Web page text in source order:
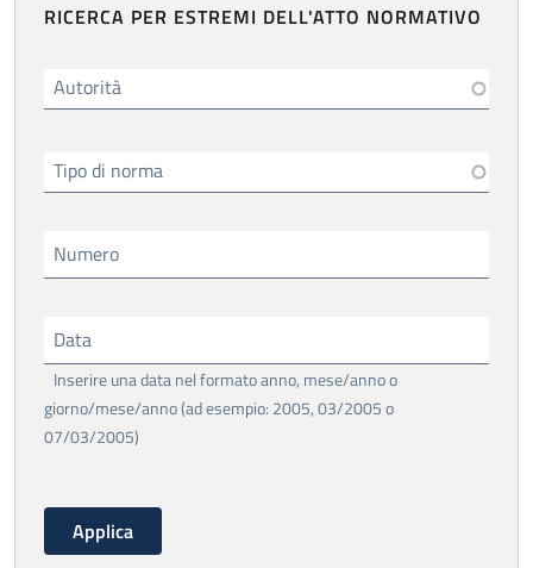
RICERCA PER ESTREMI DELL'ATTO NORMATIVO
Autorità
Tipo di norma
Numero
Data
Inserire una data nel formato anno, mese/anno o
giorno/mese/anno (ad esempio: 2005, 03/2005 o
07/03/2005)